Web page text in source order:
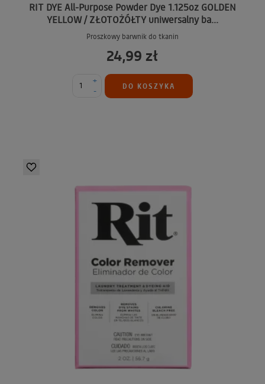
RIT DYE All-Purpose Powder Dye 1.125oz GOLDEN
YELLOW / ZŁOTOŻÓŁTY uniwersalny ba...
Proszkowy barwnik do tkanin
24,99 zł
-
+
DO KOSZYKA